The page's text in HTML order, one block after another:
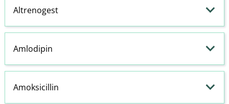
Altrenogest
Amlodipin
Amoksicillin